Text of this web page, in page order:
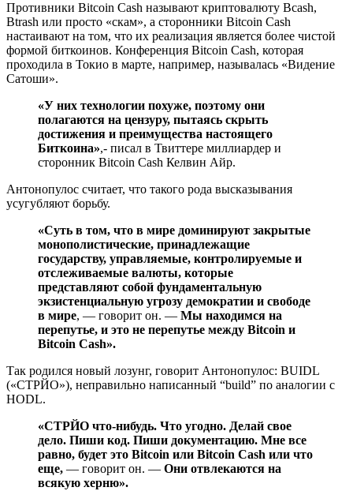
Противники Bitcoin Cash называют криптовалюту Bcash,
Btrash или просто «скам», а сторонники Bitcoin Cash
настаивают на том, что их реализация является более чистой
формой биткоинов. Конференция Bitcoin Cash, которая
проходила в Токио в марте, например, называлась «Видение
Сатоши».
«У них технологии похуже, поэтому они
полагаются на цензуру, пытаясь скрыть
достижения и преимущества настоящего
Биткоина»,- писал в Твиттере миллиардер и
сторонник Bitcoin Cash Келвин Айр.
Антонопулос считает, что такого рода высказывания
усугубляют борьбу.
«Суть в том, что в мире доминируют закрытые
монополистические, принадлежащие
государству, управляемые, контролируемые и
отслеживаемые валюты, которые
представляют собой фундаментальную
экзистенциальную угрозу демократии и свободе
в мире, — говорит он. — Мы находимся на
перепутье, и это не перепутье между Bitcoin и
Bitcoin Cash».
Так родился новый лозунг, говорит Антонопулос: BUIDL
(«СТРЙО»), неправильно написанный “build” по аналогии с
HODL.
«СТРЙО что-нибудь. Что угодно. Делай свое
дело. Пиши код. Пиши документацию. Мне все
равно, будет это Bitcoin или Bitcoin Cash или что
еще, — говорит он. — Они отвлекаются на
всякую херню».